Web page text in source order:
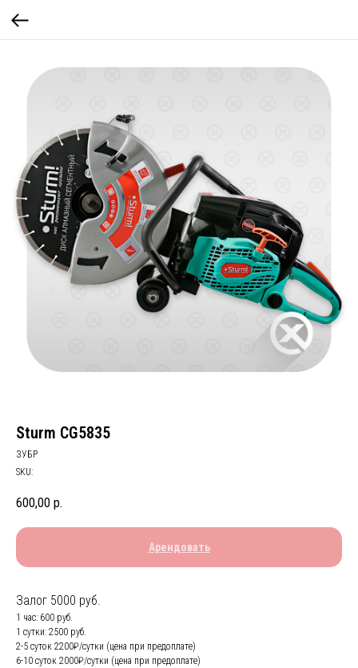
Sturm CG5835
ЗУБР
SKU:
600,00 р.
Арендовать
Залог 5000 руб.
1 час: 600 руб.
1 сутки: 2500 руб.
2-5 суток 2200₽/сутки (цена при предоплате)
6-10 суток 2000₽/сутки (цена при предоплате)